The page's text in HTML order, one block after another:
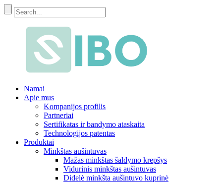
Namai
Apie mus
Kompanijos profilis
Partneriai
Sertifikatas ir bandymo ataskaita
Technologijos patentas
Produktai
Minkštas aušintuvas
Mažas minkštas šaldymo krepšys
Vidurinis minkštas aušintuvas
Didelė minkšta aušintuvo kuprinė